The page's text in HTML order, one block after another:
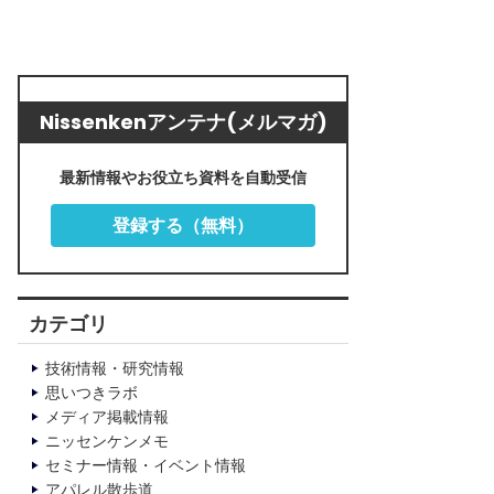
Nissenkenアンテナ(メルマガ)
最新情報やお役立ち資料を自動受信
登録する（無料）
カテゴリ
技術情報・研究情報
思いつきラボ
メディア掲載情報
ニッセンケンメモ
セミナー情報・イベント情報
アパレル散歩道